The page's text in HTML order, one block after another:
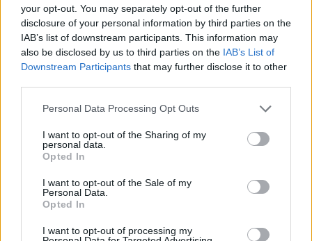
your opt-out. You may separately opt-out of the further
disclosure of your personal information by third parties on the
IAB’s list of downstream participants. This information may
also be disclosed by us to third parties on the IAB’s List of
Downstream Participants that may further disclose it to other
Personal Data Processing Opt Outs
I want to opt-out of the Sharing of my
personal data.
Opted In
I want to opt-out of the Sale of my
Personal Data.
Opted In
I want to opt-out of processing my
Innsbruck Izmir
Jönköping
Koh Samui